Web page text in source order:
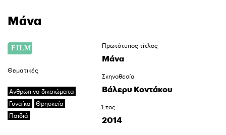
Μάνα
Θεματικές
Ανθρώπινα δικαιώματα
Γυναίκα
Θρησκεία
Παιδιά
Πρωτότυπος τίτλος
Μάνα
Σκηνοθεσία
Βάλερυ Κοντάκου
Έτος
2014